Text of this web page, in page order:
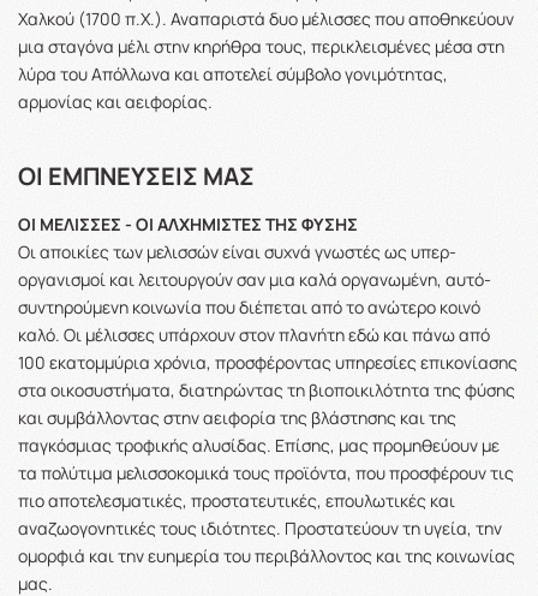
Χαλκού (1700 π.Χ.). Αναπαριστά δυο μέλισσες που αποθηκεύουν
μια σταγόνα μέλι στην κηρήθρα τους, περικλεισμένες μέσα στη
λύρα του Απόλλωνα και αποτελεί σύμβολο γονιμότητας,
αρμονίας και αειφορίας.
ΟΙ ΕΜΠΝΕΥΣΕΙΣ ΜΑΣ
ΟΙ ΜΕΛΙΣΣΕΣ - ΟΙ ΑΛΧΗΜΙΣΤΕΣ ΤΗΣ ΦΥΣΗΣ
Οι αποικίες των μελισσών είναι συχνά γνωστές ως υπερ-
οργανισμοί και λειτουργούν σαν μια καλά οργανωμένη, αυτό-
συντηρούμενη κοινωνία που διέπεται από το ανώτερο κοινό
καλό. Οι μέλισσες υπάρχουν στον πλανήτη εδώ και πάνω από
100 εκατομμύρια χρόνια, προσφέροντας υπηρεσίες επικονίασης
στα οικοσυστήματα, διατηρώντας τη βιοποικιλότητα της φύσης
και συμβάλλοντας στην αειφορία της βλάστησης και της
παγκόσμιας τροφικής αλυσίδας. Επίσης, μας προμηθεύουν με
τα πολύτιμα μελισσοκομικά τους προϊόντα, που προσφέρουν τις
πιο αποτελεσματικές, προστατευτικές, επουλωτικές και
αναζωογονητικές τους ιδιότητες. Προστατεύουν τη υγεία, την
ομορφιά και την ευημερία του περιβάλλοντος και της κοινωνίας
μας.